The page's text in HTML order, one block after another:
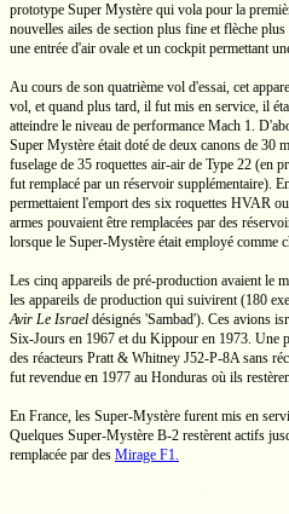
prototype Super Mystère qui vola pour la
nouvelles ailes de section plus fine et flèche
une entrée d'air ovale et un cockpit permettant
Au cours de son quatrième vol d'essai, cet
vol, et quand plus tard, il fut mis en service, il
atteindre le niveau de performance Mach 1.
Super Mystère était doté de deux canons de 30
fuselage de 35 roquettes air-air de Type 22 (en
fut remplacé par un réservoir supplémentaire).
permettaient l'emport des six roquettes HVAR
armes pouvaient être remplacées par des
lorsque le Super-Mystère était employé comme
Les cinq appareils de pré-production avaient le
les appareils de production qui suivirent (180
Avir Le Israel désignés 'Sambad'). Ces avions
Six-Jours en 1967 et du Kippour en 1973. Une
des réacteurs Pratt & Whitney J52-P-8Asans
fut revendue en 1977 au Honduras où ils
En France, les Super-Mystère furent mis en
Quelques Super-Mystère B-2 restèrent actifs
remplacée par des Mirage F1.